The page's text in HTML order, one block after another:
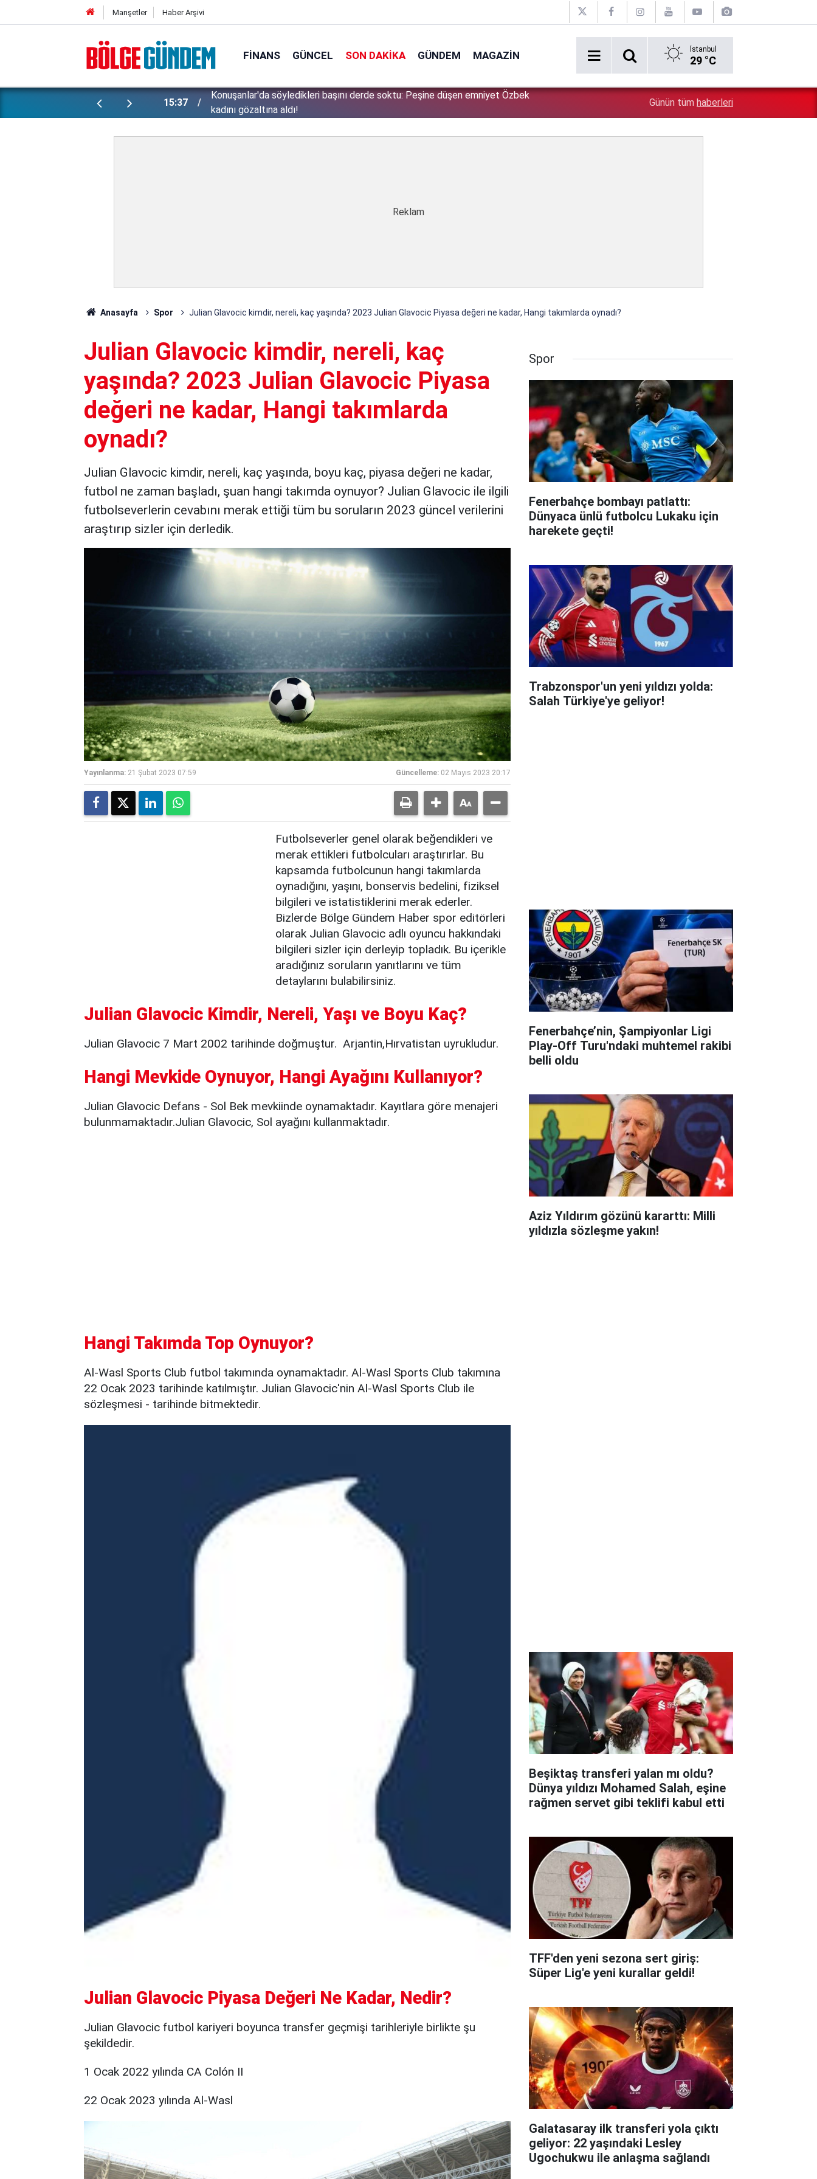
Manşetler Haber Arşivi
FINANS GÜNCEL SON DAKIKA GÜNDEM MAGAZIN İstanbul
29 °C
ünlü futbolcu Lukaku için harekete
15:37
Konuşanlar'da söyledikleri başını derde soktu: Peşine düşen emniyet Özbek
kadını gözaltına aldı!
Çin'in gözü doymuyor: Altın rezervleri doldu taştı!
Günün tüm haberleri
Anasayfa Spor Julian Glavocic kimdir, nereli, kaç yaşında? 2023 Julian Glavocic Piyasa değeri ne kadar, Hangi takımlarda oynadı?
Julian Glavocic kimdir, nereli, kaç
yaşında? 2023 Julian Glavocic Piyasa
değeri ne kadar, Hangi takımlarda
oynadı?
Julian Glavocic kimdir, nereli, kaç yaşında, boyu kaç, piyasa değeri ne kadar,
futbol ne zaman başladı, şuan hangi takımda oynuyor? Julian Glavocic ile ilgili
futbolseverlerin cevabını merak ettiği tüm bu soruların 2023 güncel verilerini
araştırıp sizler için derledik.
Yayınlanma: 21 Şubat 2023 07:59 Güncelleme: 02 Mayıs 2023 20:17
Futbolseverler genel olarak beğendikleri ve
merak ettikleri futbolcuları araştırırlar. Bu
kapsamda futbolcunun hangi takımlarda
oynadığını, yaşını, bonservis bedelini, fiziksel
bilgileri ve istatistiklerini merak ederler.
Bizlerde Bölge Gündem Haber spor editörleri
olarak Julian Glavocic adlı oyuncu hakkındaki
bilgileri sizler için derleyip topladık. Bu içerikle
aradığınız soruların yanıtlarını ve tüm
detaylarını bulabilirsiniz.
Julian Glavocic Kimdir, Nereli, Yaşı ve Boyu Kaç?
Julian Glavocic 7 Mart 2002 tarihinde doğmuştur. Arjantin,Hırvatistan uyrukludur.
Hangi Mevkide Oynuyor, Hangi Ayağını Kullanıyor?
Julian Glavocic Defans - Sol Bek mevkiinde oynamaktadır. Kayıtlara göre menajeri
bulunmamaktadır.Julian Glavocic, Sol ayağını kullanmaktadır.
Hangi Takımda Top Oynuyor?
Al-Wasl Sports Club futbol takımında oynamaktadır. Al-Wasl Sports Club takımına
22 Ocak 2023 tarihinde katılmıştır. Julian Glavocic'nin Al-Wasl Sports Club ile
sözleşmesi - tarihinde bitmektedir.
Julian Glavocic Piyasa Değeri Ne Kadar, Nedir?
Julian Glavocic futbol kariyeri boyunca transfer geçmişi tarihleriyle birlikte şu
şekildedir.
1 Ocak 2022 yılında CA Colón II
22 Ocak 2023 yılında Al-Wasl
Spor
Fenerbahçe bombayı patlattı:
Dünyaca ünlü futbolcu Lukaku için
harekete geçti!
Trabzonspor'un yeni yıldızı yolda:
Salah Türkiye'ye geliyor!
Fenerbahçe’nin, Şampiyonlar Ligi
Play-Off Turu'ndaki muhtemel rakibi
belli oldu
Aziz Yıldırım gözünü kararttı: Milli
yıldızla sözleşme yakın!
Beşiktaş transferi yalan mı oldu?
Dünya yıldızı Mohamed Salah, eşine
rağmen servet gibi teklifi kabul etti
TFF'den yeni sezona sert giriş:
Süper Lig'e yeni kurallar geldi!
Galatasaray ilk transferi yola çıktı
geliyor: 22 yaşındaki Lesley
Ugochukwu ile anlaşma sağlandı